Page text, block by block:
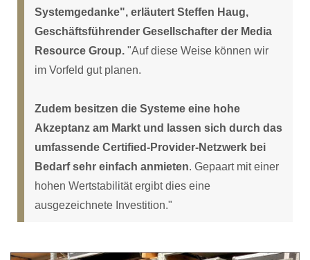
Systemgedanke", erläutert Steffen Haug,
Geschäftsführender Gesellschafter der Media
Resource Group. "Auf diese Weise können wir
im Vorfeld gut planen.
Zudem besitzen die Systeme eine hohe
Akzeptanz am Markt und lassen sich durch das
umfassende Certified-Provider-Netzwerk bei
Bedarf sehr einfach anmieten. Gepaart mit einer
hohen Wertstabilität ergibt dies eine
ausgezeichnete Investition."